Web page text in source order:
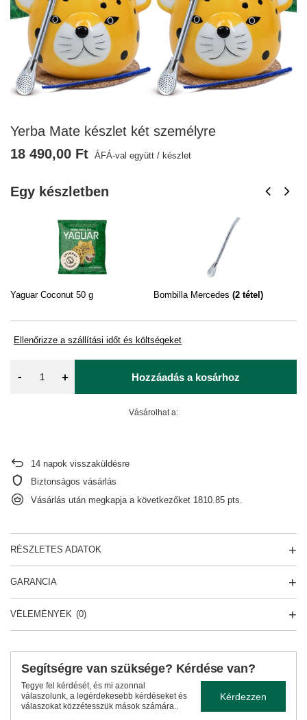
Yerba Mate készlet két személyre
Egy készletben
Yaguar Coconut 50 g Bombilla Mercedes (2 tétel)
Ellenőrizze a szállítási időt és költségeket
18 490,00 Ft ÁFÁ-val együtt / készlet
- + Hozzáadás a kosárhoz
Vásárolhat a:
14 napok visszaküldésre
Biztonságos vásárlás
Vásárlás után megkapja a következőket 1810.85 pts.
RÉSZLETES ADATOK
GARANCIA
VÉLEMÉNYEK (0)
Segítségre van szüksége? Kérdése van?
Tegye fel kérdését, és mi azonnal
válaszolunk, a legérdekesebb kérdéseket és
válaszokat közzétesszük mások számára..
Kérdezzen